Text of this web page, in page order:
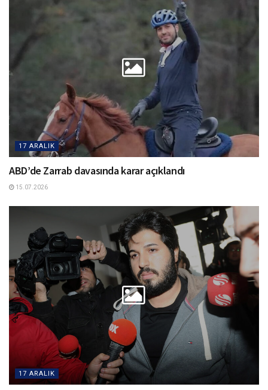
17 ARALIK
ABD’de Zarrab davasında karar açıklandı
15.07.2026
17 ARALIK